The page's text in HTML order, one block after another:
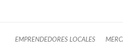
EMPRENDEDORES LOCALES